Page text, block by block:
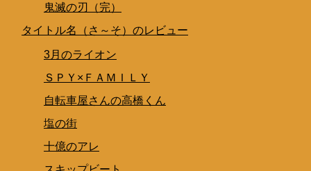
鬼滅の刃（完）
タイトル名（さ～そ）のレビュー
3月のライオン
ＳＰＹ×ＦＡＭＩＬＹ
自転車屋さんの高橋くん
塩の街
十億のアレ